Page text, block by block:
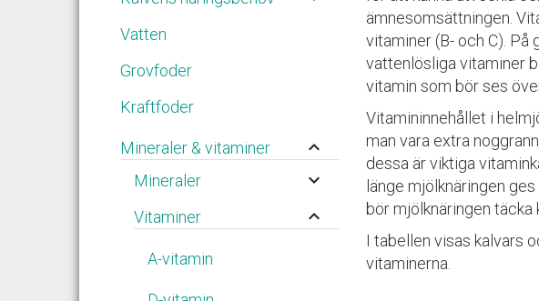
Vatten
Grovfoder
Kraftfoder
Mineraler & vitaminer keyboard_arrow_up
Mineraler keyboard_arrow_down
Vitaminer keyboard_arrow_up
A-vitamin
ämnesomsättningen.
vitaminer (B- och C).
vattenlösliga vitaminer
vitamin som bör ses
Vitamininnehållet i
man vara extra
dessa är viktiga
länge mjölknäringen
bör mjölknäringen
I tabellen visas kalvars
vitaminerna.